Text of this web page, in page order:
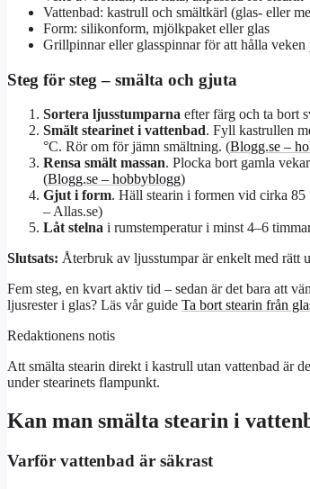
Vattenbad: kastrull och smältkärl (glas- eller
Form: silikonform, mjölkpaket eller glas
Grillpinnar eller glasspinnar för att hålla
Steg för steg – smälta och gjuta
Sortera ljusstumparna efter färg och ta bort
Smält stearinet i vattenbad. Fyll kastrullen
°C. Rör om för jämn smältning. (Blogg.se –
Rensa smält massan. Plocka bort gamla
(Blogg.se – hobbyblogg)
Gjut i form. Häll stearin i formen vid cirka
– Allas.se)
Låt stelna i rumstemperatur i minst 4–6
Slutsats: Återbruk av ljusstumpar är enkelt med rätt
Fem steg, en kvart aktiv tid – sedan är det bara att
ljusrester i glas? Läs vår guide Ta bort stearin från
Redaktionens notis
Att smälta stearin direkt i kastrull utan vattenbad är
under stearinets flampunkt.
Kan man smälta stearin i
Varför vattenbad är säkrast